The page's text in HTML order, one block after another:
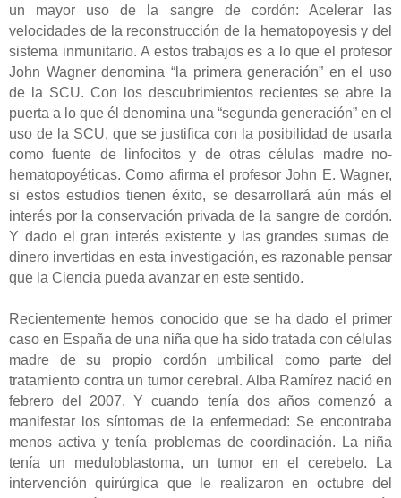
un mayor uso de la sangre de cordón: Acelerar las
velocidades de la reconstrucción de la hematopoyesis y del
sistema inmunitario. A estos trabajos es a lo que el profesor
John Wagner denomina “la primera generación” en el uso
de la SCU. Con los descubrimientos recientes se abre la
puerta a lo que él denomina una “segunda generación” en el
uso de la SCU, que se justifica con la posibilidad de usarla
como fuente de linfocitos y de otras células madre no-
hematopoyéticas. Como afirma el profesor John E. Wagner,
si estos estudios tienen éxito, se desarrollará aún más el
interés por la conservación privada de la sangre de cordón.
Y dado el gran interés existente y las grandes sumas de
dinero invertidas en esta investigación, es razonable pensar
que la Ciencia pueda avanzar en este sentido.
Recientemente hemos conocido que se ha dado el primer
caso en España de una niña que ha sido tratada con células
madre de su propio cordón umbilical como parte del
tratamiento contra un tumor cerebral. Alba Ramírez nació en
febrero del 2007. Y cuando tenía dos años comenzó a
manifestar los síntomas de la enfermedad: Se encontraba
menos activa y tenía problemas de coordinación. La niña
tenía un meduloblastoma, un tumor en el cerebelo. La
intervención quirúrgica que le realizaron en octubre del